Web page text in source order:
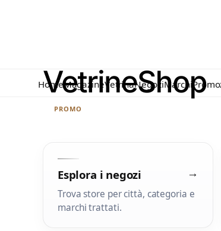
HomeMagazineVetrinaNegoziMarchi
PROMO
Esplora i negozi →
Trova store per città, categoria e
marchi trattati.